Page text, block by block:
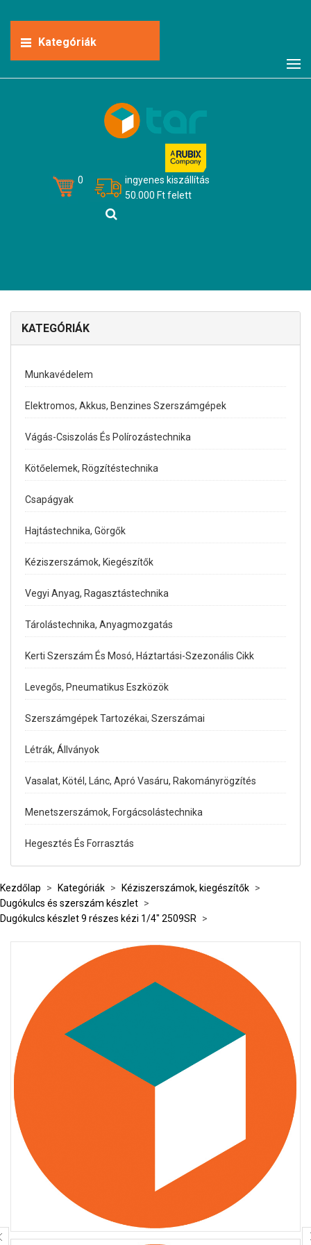
Kategóriák
0
ingyenes kiszállítás
50.000 Ft felett
KATEGÓRIÁK
Munkavédelem
Elektromos, Akkus, Benzines Szerszámgépek
Vágás-Csiszolás És Polírozástechnika
Kötőelemek, Rögzítéstechnika
Csapágyak
Hajtástechnika, Görgők
Kéziszerszámok, Kiegészítők
Vegyi Anyag, Ragasztástechnika
Tárolástechnika, Anyagmozgatás
Kerti Szerszám És Mosó, Háztartási-Szezonális Cikk
Levegős, Pneumatikus Eszközök
Szerszámgépek Tartozékai, Szerszámai
Létrák, Állványok
Vasalat, Kötél, Lánc, Apró Vasáru, Rakományrögzítés
Menetszerszámok, Forgácsolástechnika
Hegesztés És Forrasztás
Kezdőlap > Kategóriák > Kéziszerszámok, kiegészítők >
Dugókulcs és szerszám készlet >
Dugókulcs készlet 9 részes kézi 1/4" 2509SR
>